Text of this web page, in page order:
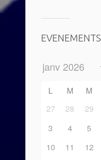
EVENEMENTS
L M M
27
28 29
3
4 5
10
11 12